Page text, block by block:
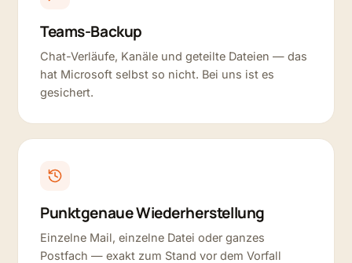
Teams-Backup
Chat-Verläufe, Kanäle und geteilte Dateien — das
hat Microsoft selbst so nicht. Bei uns ist es
gesichert.
Punktgenaue Wiederherstellung
Einzelne Mail, einzelne Datei oder ganzes
Postfach — exakt zum Stand vor dem Vorfall